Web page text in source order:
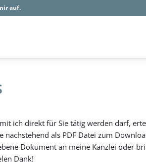
auf.
ich direkt für Sie tätig werden darf,
nachstehend als PDF Datei zum
Dokument an meine Kanzlei oder
Dank!